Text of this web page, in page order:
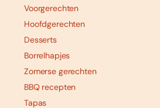
Voorgerechten
Hoofdgerechten
Desserts
Borrelhapjes
Zomerse gerechten
BBQ recepten
Tapas